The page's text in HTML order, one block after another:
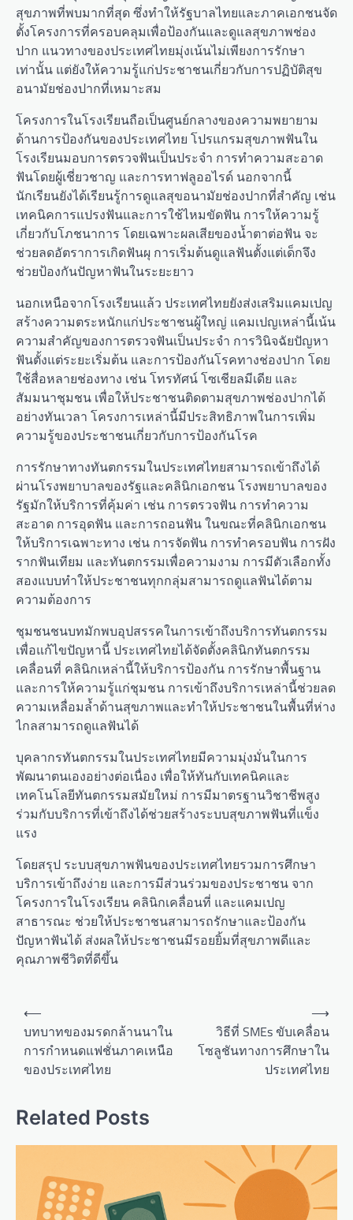
สุขภาพที่พบมากที่สุด ซึ่งทำให้รัฐบาลไทยและภาคเอกชนจัด
ตั้งโครงการที่ครอบคลุมเพื่อป้องกันและดูแลสุขภาพช่อง
ปาก แนวทางของประเทศไทยมุ่งเน้นไม่เพียงการรักษา
เท่านั้น แต่ยังให้ความรู้แก่ประชาชนเกี่ยวกับการปฏิบัติสุข
อนามัยช่องปากที่เหมาะสม
โครงการในโรงเรียนถือเป็นศูนย์กลางของความพยายาม
ด้านการป้องกันของประเทศไทย โปรแกรมสุขภาพฟันใน
โรงเรียนมอบการตรวจฟันเป็นประจำ การทำความสะอาด
ฟันโดยผู้เชี่ยวชาญ และการทาฟลูออไรด์ นอกจากนี้
นักเรียนยังได้เรียนรู้การดูแลสุขอนามัยช่องปากที่สำคัญ เช่น
เทคนิคการแปรงฟันและการใช้ไหมขัดฟัน การให้ความรู้
เกี่ยวกับโภชนาการ โดยเฉพาะผลเสียของน้ำตาต่อฟัน จะ
ช่วยลดอัตราการเกิดฟันผุ การเริ่มต้นดูแลฟันตั้งแต่เด็กจึง
ช่วยป้องกันปัญหาฟันในระยะยาว
นอกเหนือจากโรงเรียนแล้ว ประเทศไทยยังส่งเสริมแคมเปญ
สร้างความตระหนักแก่ประชาชนผู้ใหญ่ แคมเปญเหล่านี้เน้น
ความสำคัญของการตรวจฟันเป็นประจำ การวินิจฉัยปัญหา
ฟันตั้งแต่ระยะเริ่มต้น และการป้องกันโรคทางช่องปาก โดย
ใช้สื่อหลายช่องทาง เช่น โทรทัศน์ โซเชียลมีเดีย และ
สัมมนาชุมชน เพื่อให้ประชาชนติดตามสุขภาพช่องปากได้
อย่างทันเวลา โครงการเหล่านี้มีประสิทธิภาพในการเพิ่ม
ความรู้ของประชาชนเกี่ยวกับการป้องกันโรค
การรักษาทางทันตกรรมในประเทศไทยสามารถเข้าถึงได้
ผ่านโรงพยาบาลของรัฐและคลินิกเอกชน โรงพยาบาลของ
รัฐมักให้บริการที่คุ้มค่า เช่น การตรวจฟัน การทำความ
สะอาด การอุดฟัน และการถอนฟัน ในขณะที่คลินิกเอกชน
ให้บริการเฉพาะทาง เช่น การจัดฟัน การทำครอบฟัน การฝัง
รากฟันเทียม และทันตกรรมเพื่อความงาม การมีตัวเลือกทั้ง
สองแบบทำให้ประชาชนทุกกลุ่มสามารถดูแลฟันได้ตาม
ความต้องการ
ชุมชนชนบทมักพบอุปสรรคในการเข้าถึงบริการทันตกรรม
เพื่อแก้ไขปัญหานี้ ประเทศไทยได้จัดตั้งคลินิกทันตกรรม
เคลื่อนที่ คลินิกเหล่านี้ให้บริการป้องกัน การรักษาพื้นฐาน
และการให้ความรู้แก่ชุมชน การเข้าถึงบริการเหล่านี้ช่วยลด
ความเหลื่อมล้ำด้านสุขภาพและทำให้ประชาชนในพื้นที่ห่าง
ไกลสามารถดูแลฟันได้
บุคลากรทันตกรรมในประเทศไทยมีความมุ่งมั่นในการ
พัฒนาตนเองอย่างต่อเนื่อง เพื่อให้ทันกับเทคนิคและ
เทคโนโลยีทันตกรรมสมัยใหม่ การมีมาตรฐานวิชาชีพสูง
ร่วมกับบริการที่เข้าถึงได้ช่วยสร้างระบบสุขภาพฟันที่แข็ง
แรง
โดยสรุป ระบบสุขภาพฟันของประเทศไทยรวมการศึกษา
บริการเข้าถึงง่าย และการมีส่วนร่วมของประชาชน จาก
โครงการในโรงเรียน คลินิกเคลื่อนที่ และแคมเปญ
สาธารณะ ช่วยให้ประชาชนสามารถรักษาและป้องกัน
ปัญหาฟันได้ ส่งผลให้ประชาชนมีรอยยิ้มที่สุขภาพดีและ
คุณภาพชีวิตที่ดีขึ้น
n
a
v
⟵
บทบาทของมรดกล้านนาใน
การกำหนดแฟชั่นภาคเหนือ
ของประเทศไทย
วิธีที่ SMEs ขับเคลื่อน
โซลูชันทางการศึกษาใน
ประเทศไทย
⟶
Related Posts